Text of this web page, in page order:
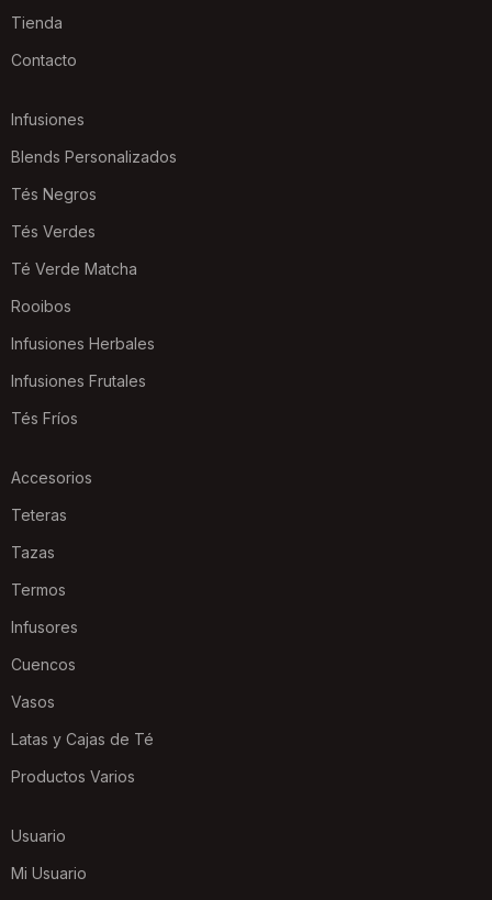
Tienda
Contacto
Infusiones
Blends Personalizados
Tés Negros
Tés Verdes
Té Verde Matcha
Rooibos
Infusiones Herbales
Infusiones Frutales
Tés Fríos
Accesorios
Teteras
Tazas
Termos
Infusores
Cuencos
Vasos
Latas y Cajas de Té
Productos Varios
Usuario
Mi Usuario